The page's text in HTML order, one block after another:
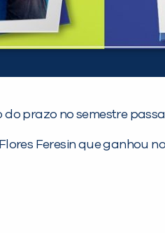
prazo no semestre
Feresin que ganhou